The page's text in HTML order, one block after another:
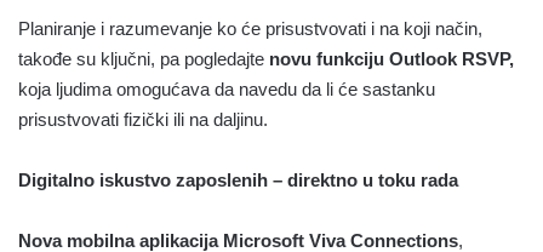
Planiranje i razumevanje ko će prisustvovati i na koji način,
takođe su ključni, pa pogledajte novu funkciju Outlook RSVP,
koja ljudima omogućava da navedu da li će sastanku
prisustvovati fizički ili na daljinu.
Digitalno iskustvo zaposlenih – direktno u toku rada
Nova mobilna aplikacija Microsoft Viva Connections,